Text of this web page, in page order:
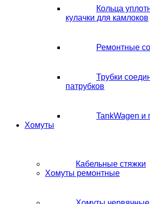
Кольца
кулачки для камлоков
Ремонтные
Трубки
патрубков
TankWagen и
Хомуты
Кабельные стяжки
Хомуты ремонтные